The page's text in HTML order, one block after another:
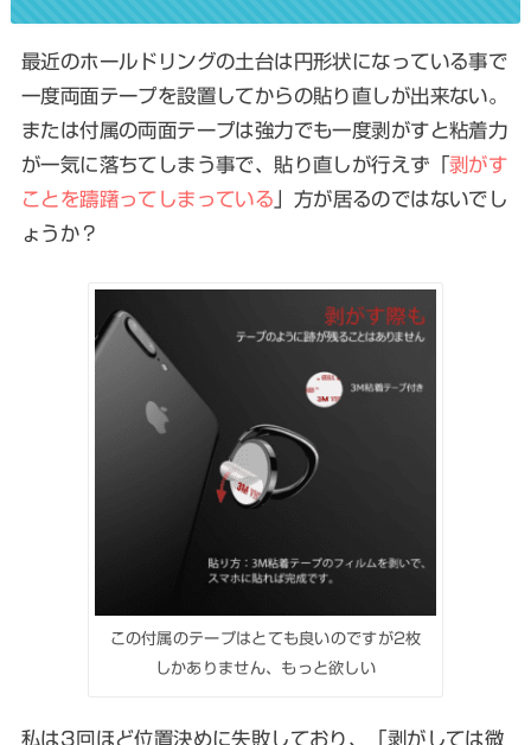
最近のホールドリングの土台は円形状になっている事で
一度両面テープを設置してからの貼り直しが出来ない。
または付属の両面テープは強力でも一度剥がすと粘着力
が一気に落ちてしまう事で、貼り直しが行えず「剥がす
ことを躊躇ってしまっている 」方が居るのではないでし
ょうか？
この付属のテープはとても良いのですが2枚
しかありません、もっと欲しい
私は3回ほど位置決めに失敗しており、「剥がしては微